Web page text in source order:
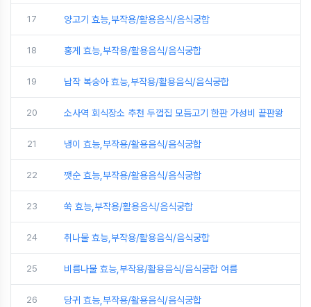
17 양고기 효능,부작용/활용음식/음식궁합
18 홍게 효능,부작용/활용음식/음식궁합
19 납작 복숭아 효능,부작용/활용음식/음식궁합
20 소사역 회식장소 추천 두껍집 모듬고기 한판 가성비 끝판왕
21 냉이 효능,부작용/활용음식/음식궁합
22 깻순 효능,부작용/활용음식/음식궁합
23 쑥 효능,부작용/활용음식/음식궁합
24 취나물 효능,부작용/활용음식/음식궁합
25 비름나물 효능,부작용/활용음식/음식궁합 여름
26 당귀 효능,부작용/활용음식/음식궁합